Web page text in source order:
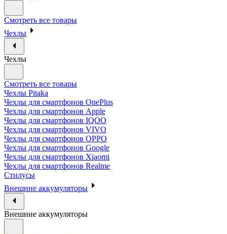
Смотреть все товары
Чехлы
Чехлы
Смотреть все товары
Чехлы Pitaka
Чехлы для смартфонов OnePlus
Чехлы для смартфонов Apple
Чехлы для смартфонов IQOO
Чехлы для смартфонов VIVO
Чехлы для смартфонов OPPO
Чехлы для смартфонов Google
Чехлы для смартфонов Xiaomi
Чехлы для смартфонов Realme
Стилусы
Внешние аккумуляторы
Внешние аккумуляторы